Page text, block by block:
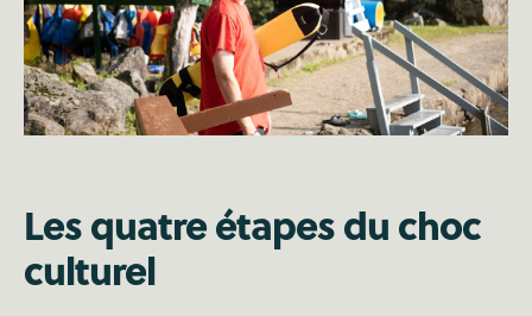
Les quatre étapes du choc
culturel